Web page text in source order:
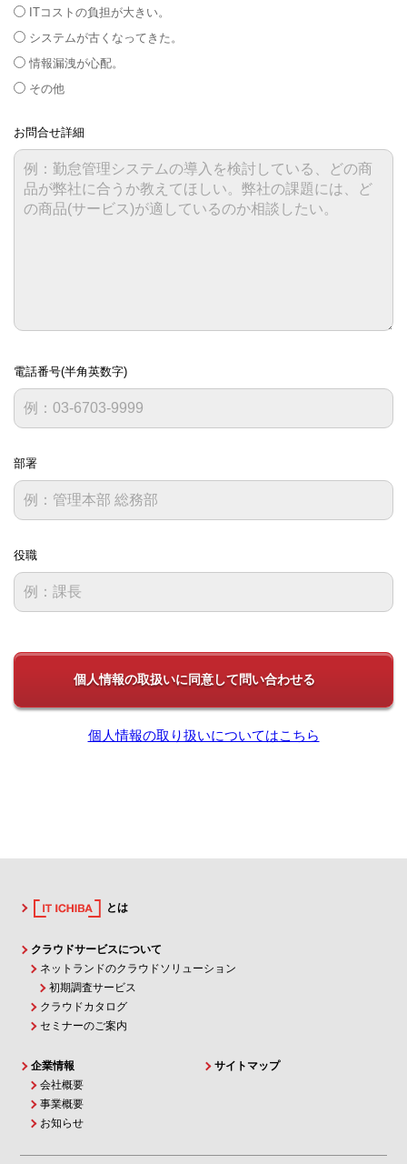
ITコストの負担が大きい。
システムが古くなってきた。
情報漏洩が心配。
その他
お問合せ詳細
電話番号(半角英数字)
部署
役職
個人情報の取り扱いについてはこちら
とは
クラウドサービスについて
ネットランドのクラウドソリューション
初期調査サービス
クラウドカタログ
セミナーのご案内
企業情報
会社概要
事業概要
お知らせ
サイトマップ